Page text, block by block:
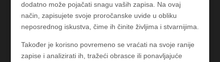
dodatno može pojačati snagu vaših zapisa. Na ovaj
način, zapisujete svoje proročanske uvide u obliku
neposrednog iskustva, čime ih činite življima i stvarnijima.
Također je korisno povremeno se vraćati na svoje ranije
zapise i analizirati ih, tražeći obrasce ili ponavljajuće